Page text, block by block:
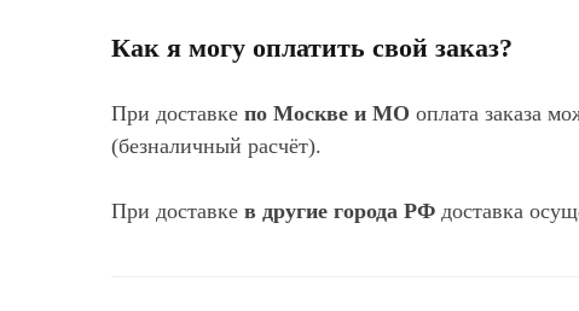
Как я могу оплатить свой заказ?
При доставке по Москве и МО оплата заказа
(безналичный расчёт).
При доставке в другие города РФ доставка